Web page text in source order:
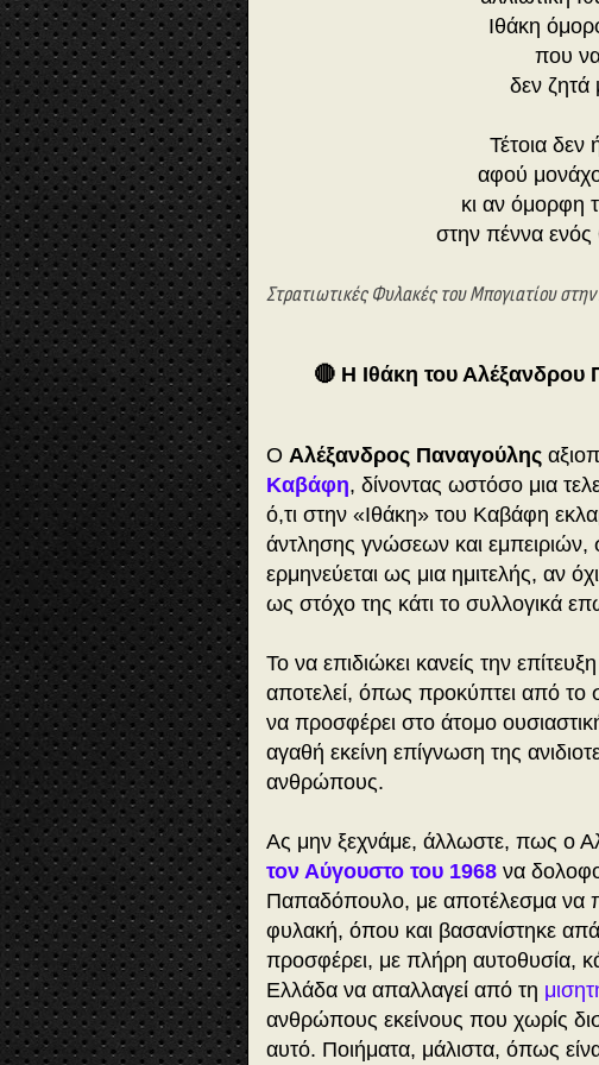
Ιθάκη
που
δεν ζητά
Τέτοια δεν
αφού
κι αν όμορφη
στην πέννα
Στρατιωτικές Φυλακές του Μπογιατίου
🔴 Η Ιθάκη του
Ο Αλέξανδρος Παναγούλης
Καβάφη, δίνοντας ωστόσο μια
ό,τι στην «Ιθάκη» του Καβάφη
άντλησης γνώσεων και
ερμηνεύεται ως μια ημιτελής, αν
ως στόχο της κάτι το συλλογικά
Το να επιδιώκει κανείς την
αποτελεί, όπως προκύπτει από το
να προσφέρει στο άτομο
αγαθή εκείνη επίγνωση της
ανθρώπους.
Ας μην ξεχνάμε, άλλωστε, πως ο
τον Αύγουστο του 1968 να
Παπαδόπουλο, με αποτέλεσμα να
φυλακή, όπου και βασανίστηκε
προσφέρει, με πλήρη αυτοθυσία,
Ελλάδα να απαλλαγεί από τη
ανθρώπους εκείνους που χωρίς
αυτό. Ποιήματα, μάλιστα, όπως